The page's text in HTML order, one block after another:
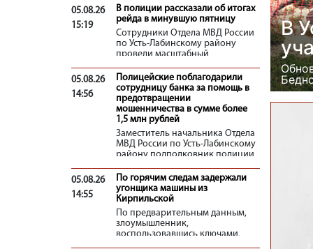
«Рассвет» под кукурузу на силос
в этом году отведено 3 277
гектаров, а общий план
заготовки превышает 83,8
тысячи тонн.
05.08.26
15:19
В полиции рассказали об итогах
рейда в минувшую пятницу
Сотрудники Отдела МВД России
по Усть-Лабинскому району
провели масштабный
территории района. Совместно с
правоохранителями в нем
участвовали казаки, сотрудники
администрации и представители
добровольной дружины «Соколы
Кубани».
05.08.26
14:56
Полицейские поблагодарили
сотрудницу банка за помощь в
предотвращении
мошенничества в сумме более
1,5 млн рублей
Заместитель начальника Отдела
МВД России по Усть-Лабинскому
району подполковник полиции
отдела уголовного розыска
подполковник полиции Денис
Литвинов выразили
благодарность сотруднице
банка.
05.08.26
14:55
По горячим следам задержали
угонщика машины из
Кирпильской
По предварительным данным,
злоумышленник,
воспользовавшись ключами,
В